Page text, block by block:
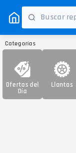
Categorías
Ofertas del
Día
Llantas